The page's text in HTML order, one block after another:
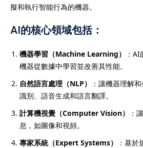
擬和執行智能行為的機器。
AI的核心領域包括：
機器學習（Machine Learning）
：
機器從數據中學習並改善其性能。
自然語言處理（NLP）
：讓機器理解
識別、語音生成和語言翻譯。
計算機視覺（Computer Vision）
：
息，如圖像和視頻。
專家系統（Expert Systems）
：基